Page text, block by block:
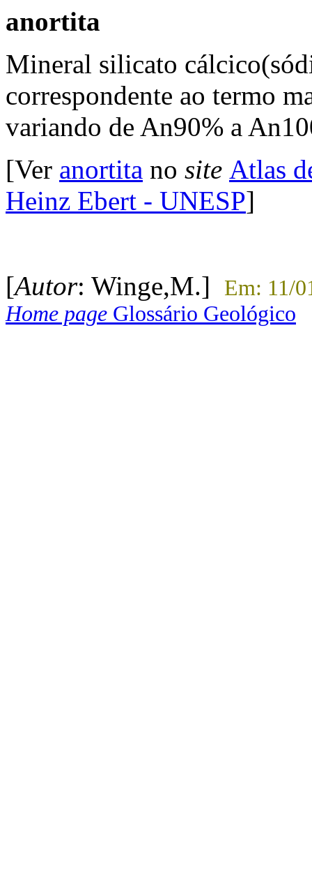
anortita
Mineral silicato
correspondente ao termo
variando de An90% a
[Ver anortita no site Atlas
Heinz Ebert - UNESP]
[Autor: Winge,M.]
Em: 11/
Home page Glossário Geológico